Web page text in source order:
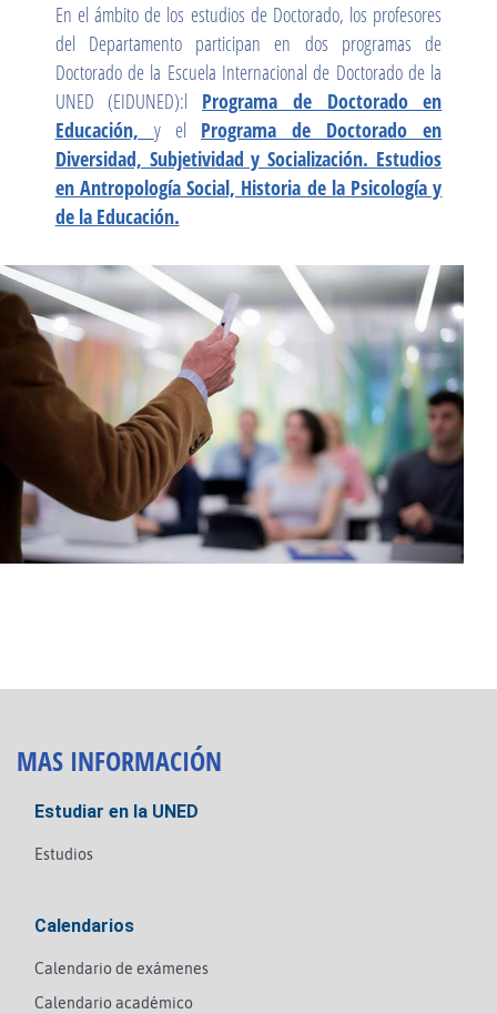
En el ámbito de los estudios de Doctorado, los profesores
del Departamento participan en dos programas de
Doctorado de la Escuela Internacional de Doctorado de la
UNED (EIDUNED):l Programa de Doctorado en
Educación, y el Programa de Doctorado en
Diversidad, Subjetividad y Socialización. Estudios
en Antropología Social, Historia de la Psicología y
de la Educación.
MAS INFORMACIÓN
Estudiar en la UNED
Estudios
Calendarios
Calendario de exámenes
Calendario académico